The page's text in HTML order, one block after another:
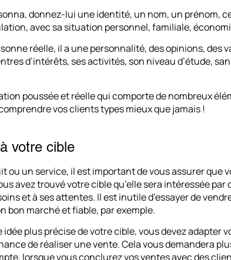
donnez-lui une identité, un nom, un prénom,
avec sa situation personnel, familiale,
réelle, il a une personnalité, des opinions, des
d’intérêts, ses activités, son niveau d’étude,
poussée et réelle qui comporte de nombreux
vos clients types mieux que jamais !
votre cible
ou un service, il est important de vous assurer que
avez trouvé votre cible qu’elle sera intéressée
et à ses attentes. Il est inutile d’essayer de
bon marché et fiable, par exemple.
plus précise de votre cible, vous devez adapter
de réaliser une vente. Cela vous demandera
lorsque vous conclurez vos ventes avec des